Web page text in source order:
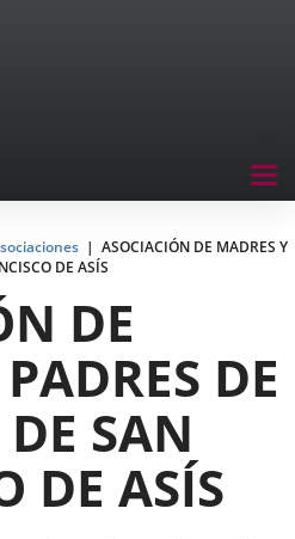
ASOCIACIÓN DE MADRES Y
DE ASÍS
DE
DE
SAN
DE ASÍS